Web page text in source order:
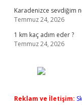
Karadenizce sevdiğim
Temmuz 24, 2026
1 km kaç adım eder ?
Temmuz 24, 2026
Reklam ve İletişim: